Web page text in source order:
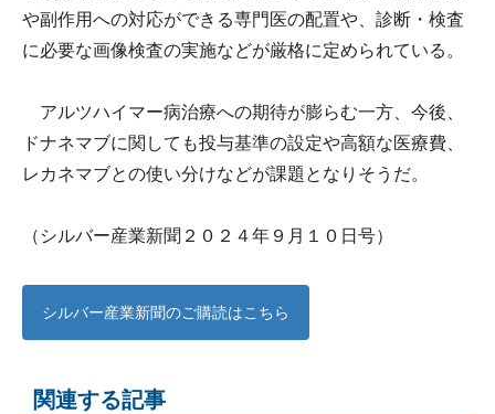
や副作用への対応ができる専門医の配置や、診断・検査
に必要な画像検査の実施などが厳格に定められている。
アルツハイマー病治療への期待が膨らむ一方、今後、
ドナネマブに関しても投与基準の設定や高額な医療費、
レカネマブとの使い分けなどが課題となりそうだ。
（シルバー産業新聞２０２４年９月１０日号）
シルバー産業新聞のご購読はこちら
関連する記事